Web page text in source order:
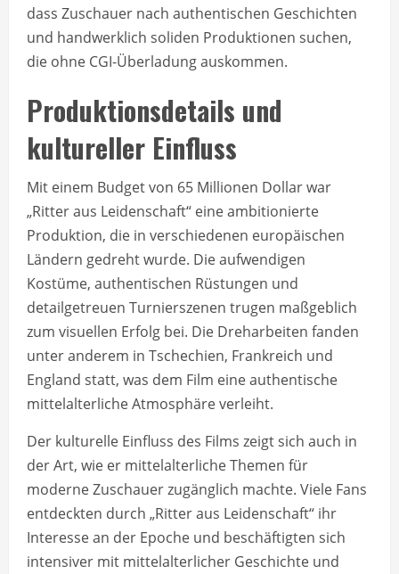
dass Zuschauer nach authentischen Geschichten
und handwerklich soliden Produktionen suchen,
die ohne CGI-Überladung auskommen.
Produktionsdetails und
kultureller Einfluss
Mit einem Budget von 65 Millionen Dollar war
„Ritter aus Leidenschaft“ eine ambitionierte
Produktion, die in verschiedenen europäischen
Ländern gedreht wurde. Die aufwendigen
Kostüme, authentischen Rüstungen und
detailgetreuen Turnierszenen trugen maßgeblich
zum visuellen Erfolg bei. Die Dreharbeiten fanden
unter anderem in Tschechien, Frankreich und
England statt, was dem Film eine authentische
mittelalterliche Atmosphäre verleiht.
Der kulturelle Einfluss des Films zeigt sich auch in
der Art, wie er mittelalterliche Themen für
moderne Zuschauer zugänglich machte. Viele Fans
entdeckten durch „Ritter aus Leidenschaft“ ihr
Interesse an der Epoche und beschäftigten sich
intensiver mit mittelalterlicher Geschichte und